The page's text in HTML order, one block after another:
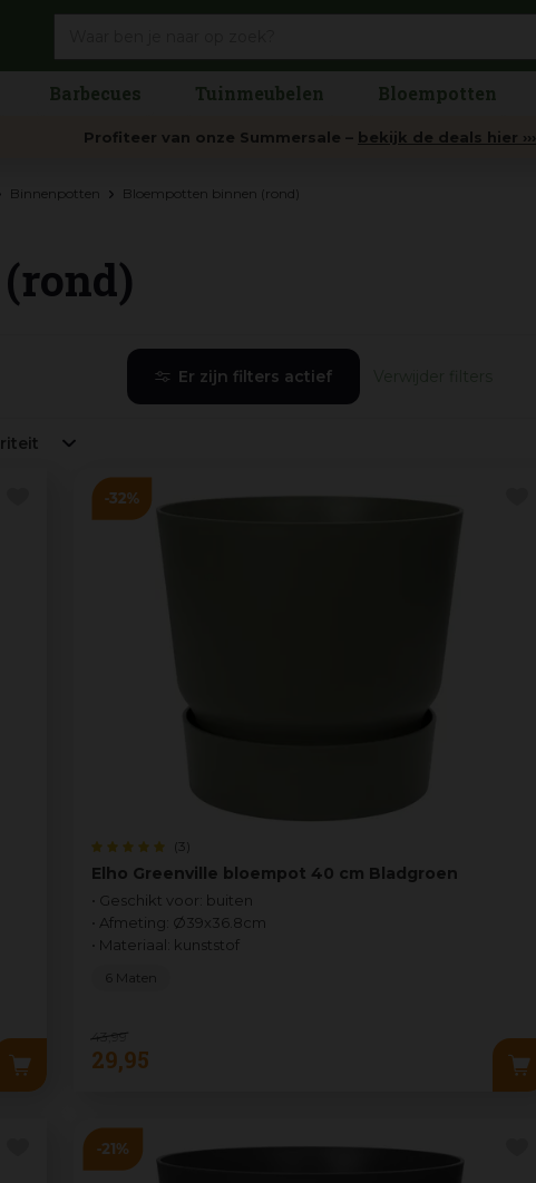
Binnenpotten Bloempotten binnen (rond)
Barbecues Tuinmeubelen Bloempotten
Profiteer van onze Summersale – bekijk de deals hier ›››
Er zijn filters actief
Elho Greenville bloempot 40 cm Bladgroen
(3)
• Geschikt voor: buiten
• Afmeting: Ø39x36.8cm
• Materiaal: kunststof
43 99
29,95
6 Maten